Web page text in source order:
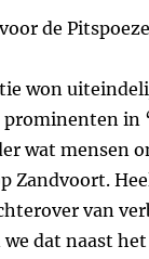
de
won
prominenten in
wat mensen
Zandvoort.
van
dat naast het